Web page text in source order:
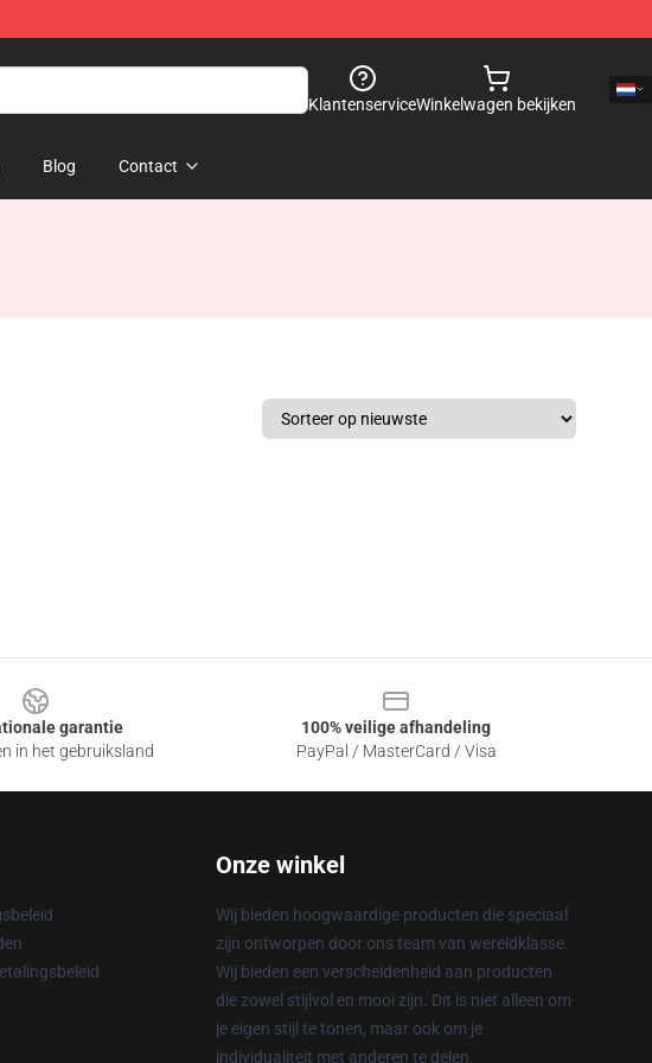
KlantenserviceWinkelwagen bekijken
Blog Contact
garantie
in het gebruiksland
100% veilige afhandeling
PayPal / MasterCard / Visa
Onze winkel
Wij bieden hoogwaardige producten die speciaal
zijn ontworpen door ons team van wereldklasse.
Wij bieden een verscheidenheid aan producten
die zowel stijlvol en mooi zijn. Dit is niet alleen om
je eigen stijl te tonen, maar ook om je
individualiteit met anderen te delen.